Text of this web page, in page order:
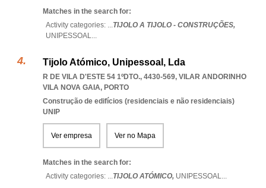
Matches in the search for:
Activity categories: ...TIJOLO A TIJOLO - CONSTRUÇÕES,
UNIPESSOAL...
Tijolo Atómico, Unipessoal, Lda
R DE VILA D'ESTE 54 1ºDTO., 4430-569, VILAR ANDORINHO
VILA NOVA GAIA, PORTO
Construção de edifícios (residenciais e não residenciais)
UNIP
Ver empresa Ver no Mapa
Matches in the search for:
Activity categories: ...TIJOLO ATÓMICO, UNIPESSOAL...